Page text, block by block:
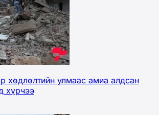
хөдлөлтийн улмаас амиа алдсан
хүрчээ